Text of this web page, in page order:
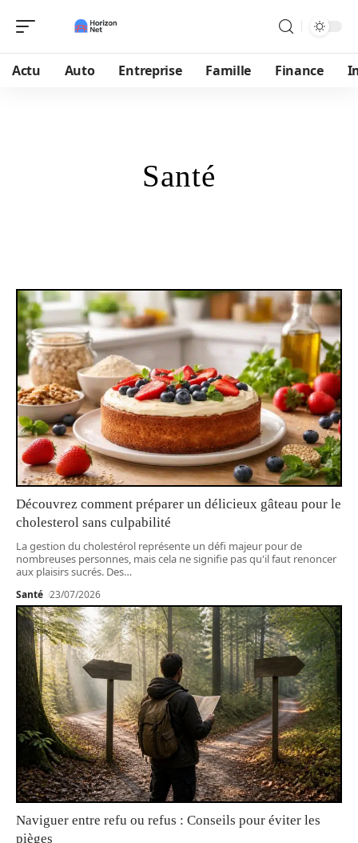
Actu Auto Entreprise Famille Finance
Santé
Découvrez comment préparer un délicieux gâteau pour le
cholesterol sans culpabilité
La gestion du cholestérol représente un défi majeur pour de
nombreuses personnes, mais cela ne signifie pas qu'il faut renoncer
aux plaisirs sucrés. Des…
Santé 23/07/2026
Naviguer entre refu ou refus : Conseils pour éviter les
pièges